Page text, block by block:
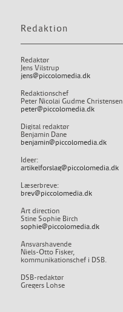
Redaktion
Redaktør
Jens Vilstrup
jens@piccolomedia.dk
Redaktionschef
Peter Nicolai Gudme Christensen
peter@piccolomedia.dk
Digital redaktør
Benjamin Dane
benjamin@piccolomedia.dk
Ideer:
artikelforslag@piccolomedia.dk
Læserbreve:
brev@piccolomedia.dk
Art direction
Stine Sophie Birch
sophie@piccolomedia.dk
Ansvarshavende
Niels-Otto Fisker,
kommunikationschef i DSB.
DSB-redaktør
Gregers Lohse